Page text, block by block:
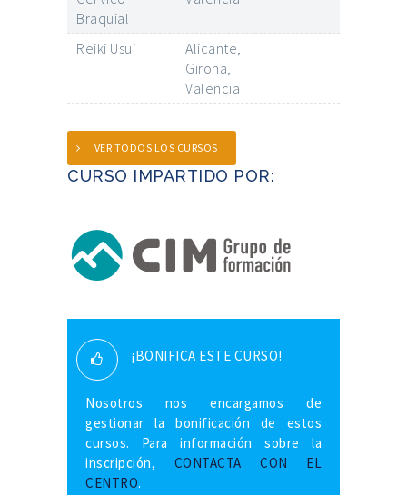
Braquial
Reiki Usui
Alicante,
Girona,
Valencia
VER TODOS LOS CURSOS
CURSO IMPARTIDO POR:
¡BONIFICA ESTE CURSO!
Nosotros nos encargamos de
gestionar la bonificación de estos
cursos. Para información sobre la
inscripción, CONTACTA CON EL
CENTRO.